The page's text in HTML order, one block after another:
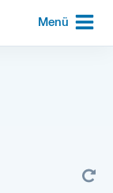
Menü